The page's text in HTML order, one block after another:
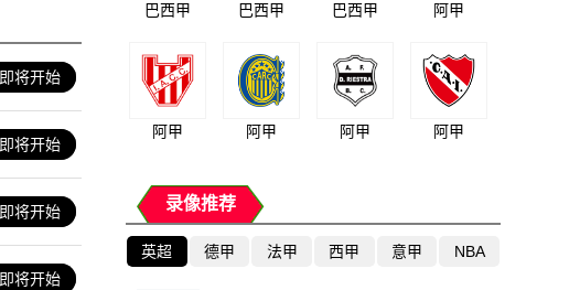
即将开始
即将开始
即将开始
即将开始
巴西甲 巴西甲 巴西甲 阿甲
阿甲 阿甲 阿甲 阿甲
录像推荐
英超 德甲 法甲 西甲 意甲 NBA